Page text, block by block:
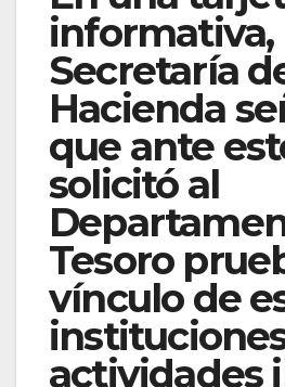
informativa,
Secretaría
Hacienda
que ante
solicitó al
Tesoro
vínculo de
actividades